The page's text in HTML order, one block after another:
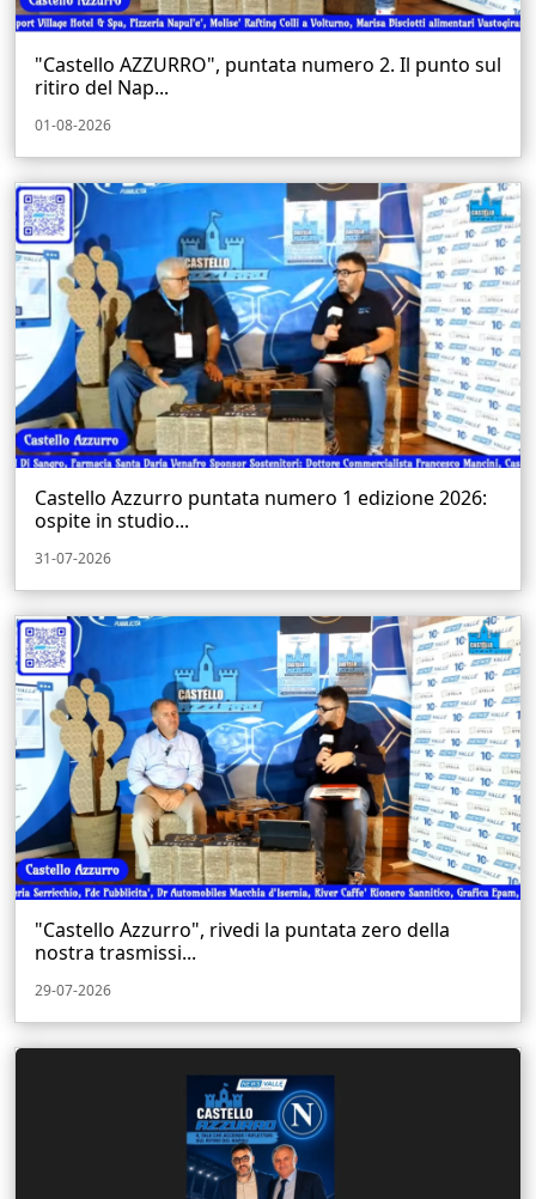
"Castello AZZURRO", puntata numero 2. Il punto sul
ritiro del Nap...
01-08-2026
Castello Azzurro puntata numero 1 edizione 2026:
ospite in studio...
31-07-2026
"Castello Azzurro", rivedi la puntata zero della
nostra trasmissi...
29-07-2026